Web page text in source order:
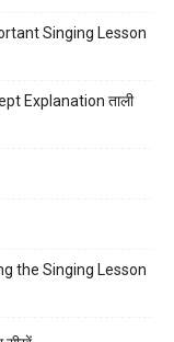
Singing Lesson
Explanation ताली
the Singing Lesson